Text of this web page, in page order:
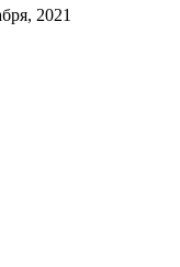
2021